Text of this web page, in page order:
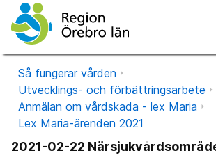
Så fungerar vården
Utvecklings- och förbättringsarbete
Anmälan om vårdskada - lex Maria
Lex Maria-ärenden 2021
2021-02-22